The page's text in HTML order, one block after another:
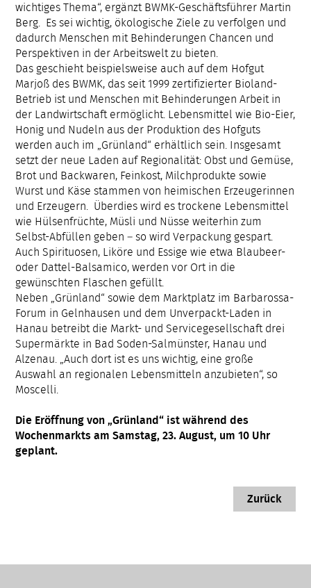
wichtiges Thema“, ergänzt BWMK-Geschäftsführer Martin
Berg. Es sei wichtig, ökologische Ziele zu verfolgen und
dadurch Menschen mit Behinderungen Chancen und
Perspektiven in der Arbeitswelt zu bieten.
Das geschieht beispielsweise auch auf dem Hofgut
Marjoß des BWMK, das seit 1999 zertifizierter Bioland-
Betrieb ist und Menschen mit Behinderungen Arbeit in
der Landwirtschaft ermöglicht. Lebensmittel wie Bio-Eier,
Honig und Nudeln aus der Produktion des Hofguts
werden auch im „Grünland“ erhältlich sein. Insgesamt
setzt der neue Laden auf Regionalität: Obst und Gemüse,
Brot und Backwaren, Feinkost, Milchprodukte sowie
Wurst und Käse stammen von heimischen Erzeugerinnen
und Erzeugern. Überdies wird es trockene Lebensmittel
wie Hülsenfrüchte, Müsli und Nüsse weiterhin zum
Selbst-Abfüllen geben – so wird Verpackung gespart.
Auch Spirituosen, Liköre und Essige wie etwa Blaubeer-
oder Dattel-Balsamico, werden vor Ort in die
gewünschten Flaschen gefüllt.
Neben „Grünland“ sowie dem Marktplatz im Barbarossa-
Forum in Gelnhausen und dem Unverpackt-Laden in
Hanau betreibt die Markt- und Servicegesellschaft drei
Supermärkte in Bad Soden-Salmünster, Hanau und
Alzenau. „Auch dort ist es uns wichtig, eine große
Auswahl an regionalen Lebensmitteln anzubieten“, so
Moscelli.
Die Eröffnung von „Grünland“ ist während des
Wochenmarkts am Samstag, 23. August, um 10 Uhr
geplant.
Zurück